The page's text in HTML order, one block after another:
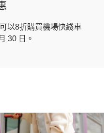
以8折購買機場快綫車
30 日。